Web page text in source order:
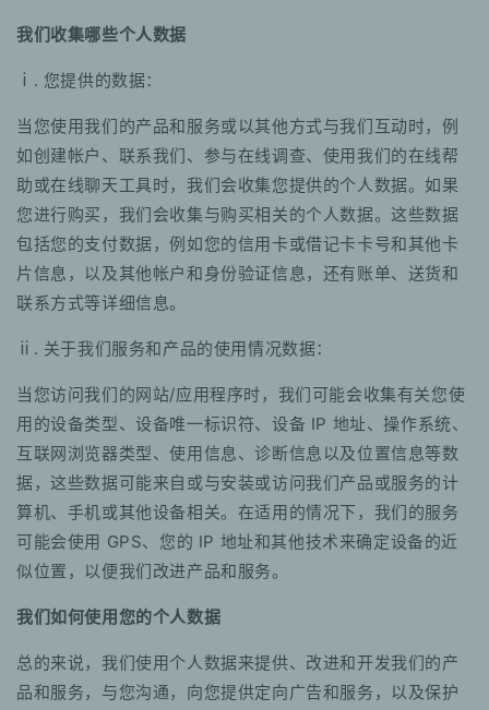
我们收集哪些个人数据
ⅰ. 您提供的数据：
当您使用我们的产品和服务或以其他方式与我们互动时，例
如创建帐户、联系我们、参与在线调查、使用我们的在线帮
助或在线聊天工具时，我们会收集您提供的个人数据。如果
您进行购买，我们会收集与购买相关的个人数据。这些数据
包括您的支付数据，例如您的信用卡或借记卡卡号和其他卡
片信息，以及其他帐户和身份验证信息，还有账单、送货和
联系方式等详细信息。
ⅱ. 关于我们服务和产品的使用情况数据：
当您访问我们的网站/应用程序时，我们可能会收集有关您使
用的设备类型、设备唯一标识符、设备 IP 地址、操作系统、
互联网浏览器类型、使用信息、诊断信息以及位置信息等数
据，这些数据可能来自或与安装或访问我们产品或服务的计
算机、手机或其他设备相关。在适用的情况下，我们的服务
可能会使用 GPS、您的 IP 地址和其他技术来确定设备的近
似位置，以便我们改进产品和服务。
我们如何使用您的个人数据
总的来说，我们使用个人数据来提供、改进和开发我们的产
品和服务，与您沟通，向您提供定向广告和服务，以及保护